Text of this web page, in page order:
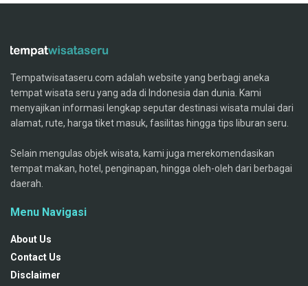
Tempatwisataseru.com adalah website yang berbagi aneka
tempat wisata seru yang ada di Indonesia dan dunia. Kami
menyajikan informasi lengkap seputar destinasi wisata mulai dari
alamat, rute, harga tiket masuk, fasilitas hingga tips liburan seru.
Selain mengulas objek wisata, kami juga merekomendasikan
tempat makan, hotel, penginapan, hingga oleh-oleh dari berbagai
daerah.
Menu Navigasi
About Us
Contact Us
Disclaimer